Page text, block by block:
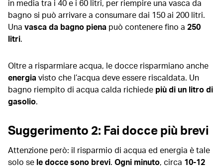
in media tra i 40 e i 60 litri, per riempire una vasca da
bagno si può arrivare a consumare dai 150 ai 200 litri.
Una vasca da bagno piena può contenere fino a 250
litri.
Oltre a risparmiare acqua, le docce risparmiano anche
energia visto che l’acqua deve essere riscaldata. Un
bagno riempito di acqua calda richiede più di un litro di
gasolio.
Suggerimento 2: Fai docce più brevi
Attenzione però: il risparmio di acqua ed energia è tale
solo se le docce sono brevi. Ogni minuto, circa 10-12